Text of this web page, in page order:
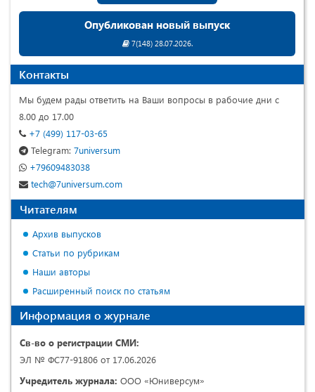
Опубликован новый выпуск
7(148) 28.07.2026.
Контакты
Мы будем рады ответить на Ваши вопросы в рабочие дни с
8.00 до 17.00
+7 (499) 117-03-65
Telegram: 7universum
+79609483038
tech@7universum.com
Читателям
Архив выпусков
Статьи по рубрикам
Наши авторы
Расширенный поиск по статьям
Информация о журнале
Св-во о регистрации СМИ:
ЭЛ № ФС77-91806 от 17.06.2026
Учредитель журнала: ООО «Юниверсум»